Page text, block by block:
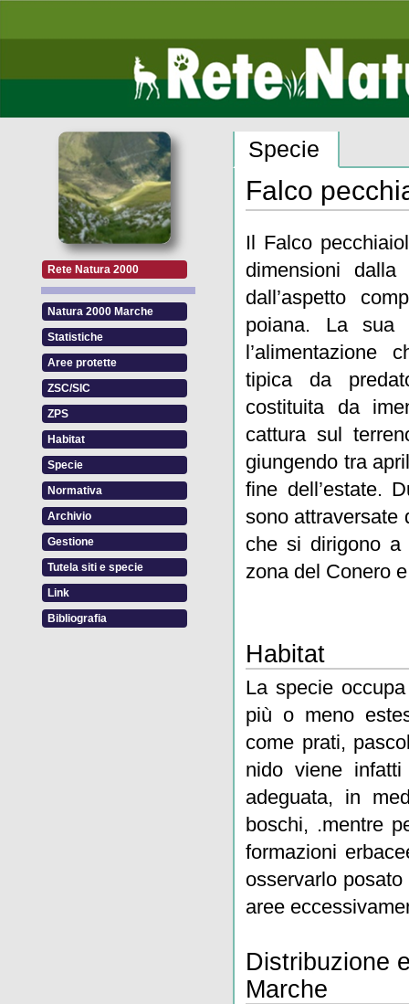
Rete Natura 2000
Natura 2000 Marche
Statistiche
Aree protette
ZSC/SIC
ZPS
Habitat
Specie
Normativa
Archivio
Gestione
Tutela siti e specie
Link
Bibliografia
Specie
Falco
Il Falco
dimensioni
dall’aspetto
poiana. La sua
l’alimentazione
tipica da
costituita da
cattura sul
giungendo tra
fine dell’estate.
sono attraversate
che si dirigono a
zona del Conero
Habitat
La specie
più o meno
come prati,
nido viene
adeguata, in
boschi, .mentre
formazioni
osservarlo
aree
Distribuzione
Marche